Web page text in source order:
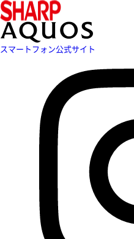
スマートフォン公式サイト